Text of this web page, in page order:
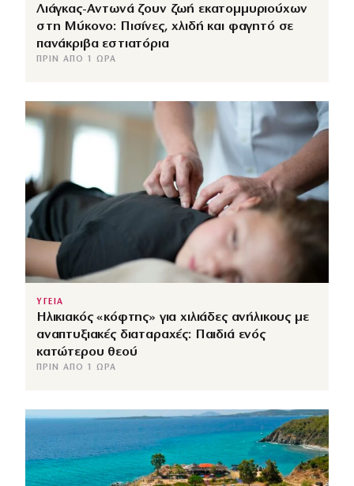
Λιάγκας-Αντωνά ζουν ζωή εκατομμυριούχων
στη Μύκονο: Πισίνες, χλιδή και φαγητό σε
πανάκριβα εστιατόρια
ΠΡΙΝ ΑΠΌ 1 ΏΡΑ
ΥΓΕΙΑ
Ηλικιακός «κόφτης» για χιλιάδες ανήλικους με
αναπτυξιακές διαταραχές: Παιδιά ενός
κατώτερου θεού
ΠΡΙΝ ΑΠΌ 1 ΏΡΑ